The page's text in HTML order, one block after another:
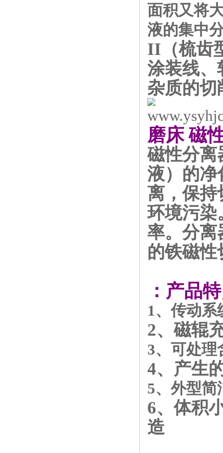
面积又将
液的集中
II（梳齿
涂装线、
杂质的切
磨床 磁
磁性分离
液）的净
离，保持
环境污染
率。分离
的铁磁
：产品
1、传动系
2、磁辊
3、可处理
4、产生
5、外型简
6、体积
造